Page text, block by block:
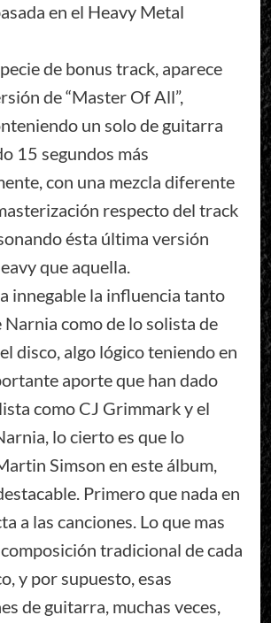
en el Heavy Metal
de bonus track, aparece
de “Master Of All”,
un solo de guitarra
15 segundos más
con una mezcla diferente
respecto del track
ésta última versión
que aquella.
innegable la influencia tanto
Narnia como de lo solista de
disco, algo lógico teniendo en
aporte que han dado
como CJ Grimmark y el
lo cierto es que lo
Simson en este álbum,
Primero que nada en
a las canciones. Lo que mas
tradicional de cada
y por supuesto, esas
de guitarra, muchas veces,